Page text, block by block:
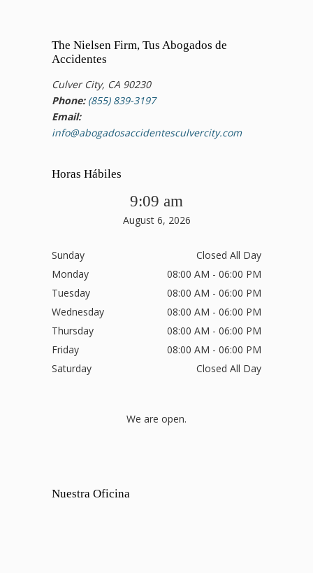
The Nielsen Firm, Tus Abogados de
Accidentes
Culver City, CA 90230
Phone: (855) 839-3197
Email:
info@abogadosaccidentesculvercity.com
Horas Hábiles
9:09 am
August 6, 2026
Sunday
Closed All Day
Monday
08:00 AM - 06:00 PM
Tuesday
08:00 AM - 06:00 PM
Wednesday
08:00 AM - 06:00 PM
Thursday
08:00 AM - 06:00 PM
Friday
08:00 AM - 06:00 PM
Saturday
Closed All Day
We are open.
Nuestra Oficina